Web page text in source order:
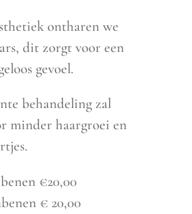
ontharen we
dit zorgt voor een
gevoel.
behandeling zal
minder haargroei en
€20,00
€ 20,00